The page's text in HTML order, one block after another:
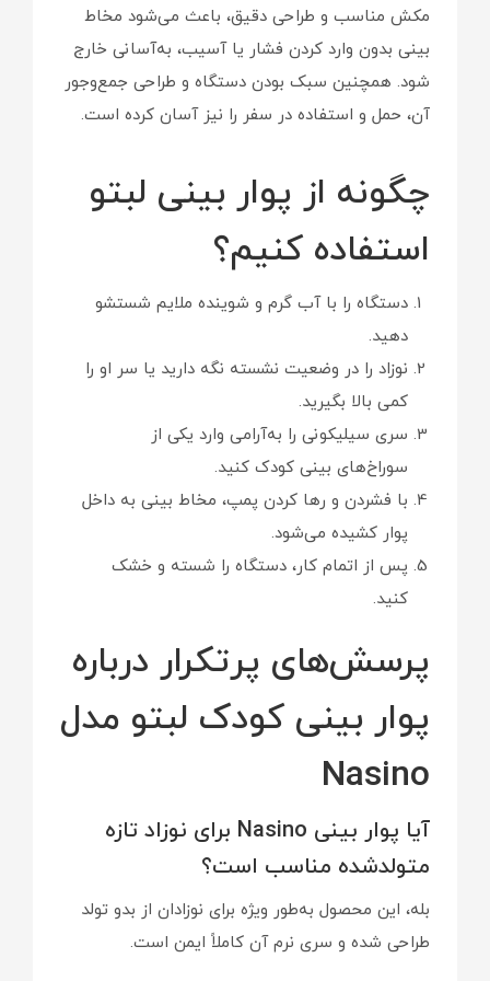
مکش مناسب و طراحی دقیق، باعث می‌شود مخاط
بینی بدون وارد کردن فشار یا آسیب، به‌آسانی خارج
شود. همچنین سبک بودن دستگاه و طراحی جمع‌وجور
آن، حمل و استفاده در سفر را نیز آسان کرده است.
چگونه از پوار بینی لبتو
استفاده کنیم؟
دستگاه را با آب گرم و شوینده ملایم شستشو
دهید.
نوزاد را در وضعیت نشسته نگه دارید یا سر او را
کمی بالا بگیرید.
سری سیلیکونی را به‌آرامی وارد یکی از
سوراخ‌های بینی کودک کنید.
با فشردن و رها کردن پمپ، مخاط بینی به داخل
پوار کشیده می‌شود.
پس از اتمام کار، دستگاه را شسته و خشک
کنید.
پرسش‌های پرتکرار درباره
پوار بینی کودک لبتو مدل
Nasino
آیا پوار بینی Nasino برای نوزاد تازه
متولدشده مناسب است؟
بله، این محصول به‌طور ویژه برای نوزادان از بدو تولد
طراحی شده و سری نرم آن کاملاً ایمن است.